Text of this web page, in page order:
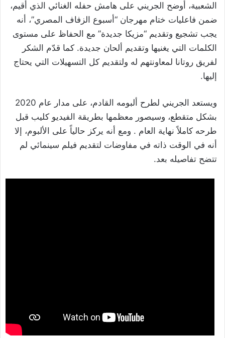
الشعبية، أوضح الجريني على هامش حفله الغنائي الذي أقيم،
ضمن فاعليات ختام مهرجان “أسبوع الزفاف المصري”، أنه
يجب تشجيع وتقديم “مزيكا جديدة” مع الحفاظ على مستوى
الكلمات التي يغنيها وتقديم ألحان جديدة. كما قدّم الشكر
لفريق روتانا لمعاونتهم له ولتقديم كل التسهيلات التي يحتاج
إليها.
ويستعد الجريني لطرح ألبومه القادم، على مدار عام 2020
بشكل متقطع، وسيصور معظمها بطريقة الفيديو كليب قبل
طرحه كاملاً نهاية العام . ومع أنه يركز حالياً على الألبوم، إلا
أنه في الوقت ذاته في مفاوضات لتقديم فيلم سينمائي لم
تتضح تفاصيله بعد.